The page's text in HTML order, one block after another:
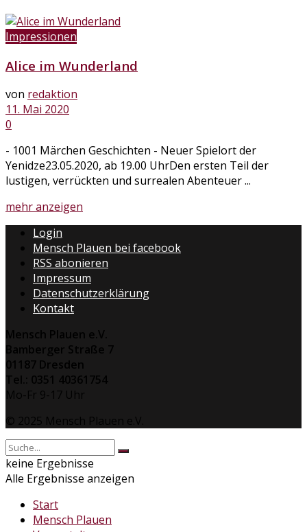
Impressionen
Alice im Wunderland
von redaktion
11. Mai 2020
0
- 1001 Märchen Geschichten - Neuer Spielort der
Yenidze23.05.2020, ab 19.00 UhrDen ersten Teil der
lustigen, verrückten und surrealen Abenteuer ...
mehr anzeigen
Login
Mensch Plauen bei facebook
RSS abonieren
Impressum
Datenschutzerklärung
Kontakt
Mensch Plauen e.V.
Bamberger Straße 7
01187 Dresden
Tel.: 0351 40361754
Mo-Fr 9-17 Uhr
© 2025 Mensch Plauen e.V.
keine Ergebnisse
Alle Ergebnisse anzeigen
Start
Mensch Plauen